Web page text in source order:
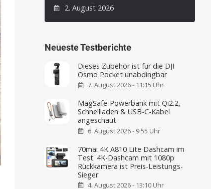
2. August 2026
Neueste Testberichte
Dieses Zubehör ist für die DJI
Osmo Pocket unabdingbar
7. August 2026 - 11:15 Uhr
MagSafe-Powerbank mit Qi2.2,
Schnellladen & USB-C-Kabel
angeschaut
6. August 2026 - 9:55 Uhr
70mai 4K A810 Lite Dashcam im
Test: 4K-Dashcam mit 1080p
Rückkamera ist Preis-Leistungs-
Sieger
4. August 2026 - 13:10 Uhr